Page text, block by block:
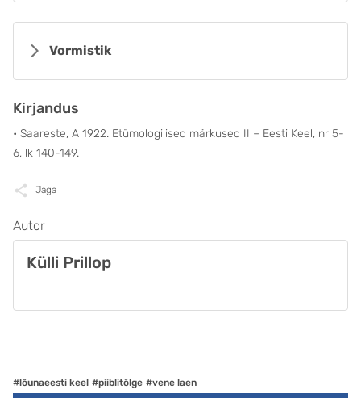
Vormistik
Kirjandus
• Saareste, A 1922. Etümologilised märkused II – Eesti Keel, nr 5-
6, lk 140-149.
Jaga
Autor
Külli Prillop
#lõunaeesti keel #piiblitõlge #vene laen